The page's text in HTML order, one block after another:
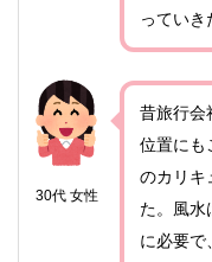
っていき
30代 女性
昔旅行会
位置にも
のカリキ
た。風水
に必要で